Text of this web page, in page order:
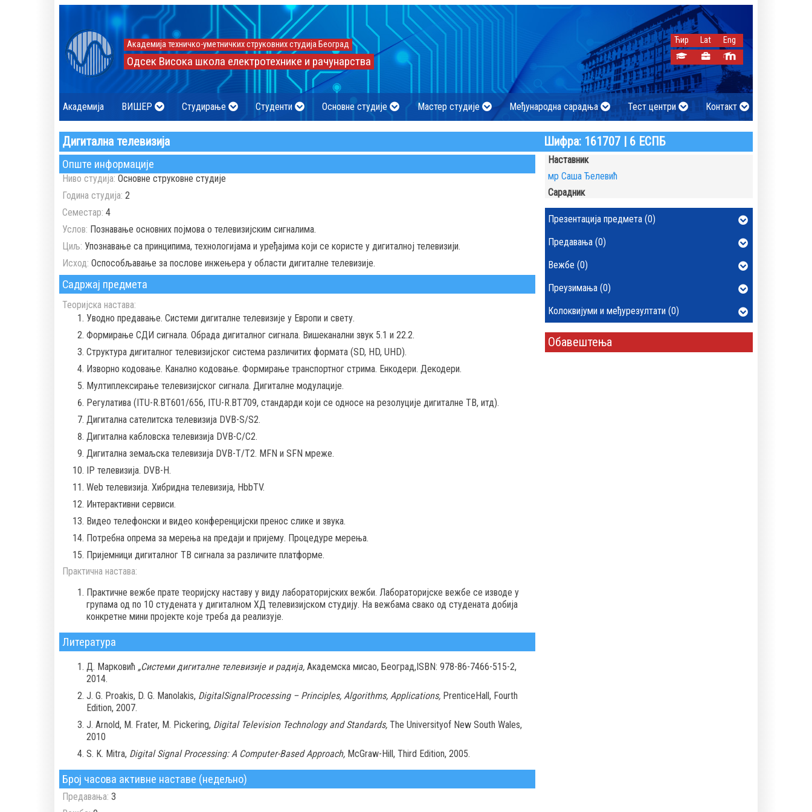
Академија техничко-уметничких струковних студија Београд
Одсек Висока школа електротехнике и рачунарства
Ћир Lat Eng
Академија ВИШЕР Студирање Студенти Основне студије Мастер студије Међународна сарадња Тест центри Контакт
Дигитална телевизија Шифра: 161707 | 6 ЕСПБ
Опште информације
Ниво студија: Основне струковне студије
Година студија: 2
Семестар: 4
Услов: Познавање основних појмова о телевизијским сигналима.
Циљ: Упознавање са принципима, технологијама и уређајима који се користе у дигиталној телевизији.
Исход: Оспособљавање за послове инжењера у области дигиталне телевизије.
Садржај предмета
Теоријска настава:
Уводно предавање. Системи дигиталне телевизије у Европи и свету.
Формирање СДИ сигнала. Обрада дигиталног сигнала. Вишеканални звук 5.1 и 22.2.
Структура дигиталног телевизијског система различитих формата (SD, HD, UHD).
Изворно кодовање. Канално кодовање. Формирање транспортног стрима. Енкодери. Декодери.
Мултиплексирање телевизијског сигнала. Дигиталне модулације.
Регулатива (ITU-R.BT601/656, ITU-R.BT709, стандарди који се односе на резолуције дигиталне ТВ, итд).
Дигитална сателитска телевизија DVB-S/S2.
Дигитална кабловска телевизија DVB-C/C2.
Дигитална земаљска телевизија DVB-Т/Т2. MFN и SFN мреже.
IP телевизија. DVB-H.
Web телевизија. Хибридна телевизија, HbbTV.
Интерактивни сервиси.
Видео телефонски и видео конференцијски пренос слике и звука.
Потребна опрема за мерења на предаји и пријему. Процедуре мерења.
Пријемници дигиталног ТВ сигнала за различите платформе.
Практична настава:
Практичне вежбе прате теоријску наставу у виду лабораторијских вежби. Лабораторијске вежбе се изводе у
групама од по 10 студенaта у дигиталном ХД телевизијском студију. На вежбама свако од студената добија
конкретне мини пројекте које треба да реализује.
Литература
Д. Марковић „Системи дигиталне телевизије и радија,Академска мисао, Београд,ISBN: 978-86-7466-515-2,
2014.
J. G. Proakis, D. G. Manolakis, DigitalSignalProcessing – Principles, Algorithms, Applications,PrenticeHall, Fourth
Edition, 2007.
J. Arnold, M. Frater, M. Pickering, Digital Television Technology and Standards, The Universityof New South Wales,
2010
S. K. Mitra, Digital Signal Processing: A Computer-Based Approach, McGraw-Hill, Third Edition, 2005.
Број часова активне наставе (недељно)
Предавања: 3
Наставник
мр Саша Ђелевић
Сарадник
Презентација предмета (0)
Предавања (0)
Вежбе (0)
Преузимања (0)
Колоквијуми и међурезултати (0)
Обавештења